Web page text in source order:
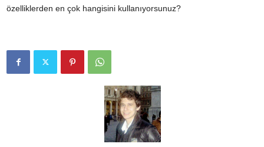
özelliklerden en çok hangisini kullanıyorsunuz?